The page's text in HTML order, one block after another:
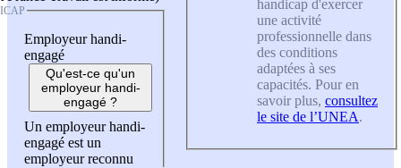
Employeur handi-
engagé
Qu'est-ce qu'un
employeur handi-
engagé ?
Un employeur handi-
engagé est un
employeur reconnu
handicap d'exercer
une activité
professionnelle dans
des conditions
adaptées à ses
capacités. Pour en
savoir plus, consultez
le site de l’UNEA.